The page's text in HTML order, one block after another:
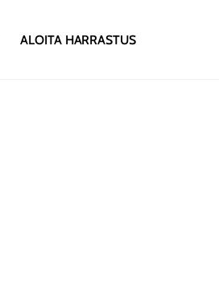
ALOITA HARRASTUS